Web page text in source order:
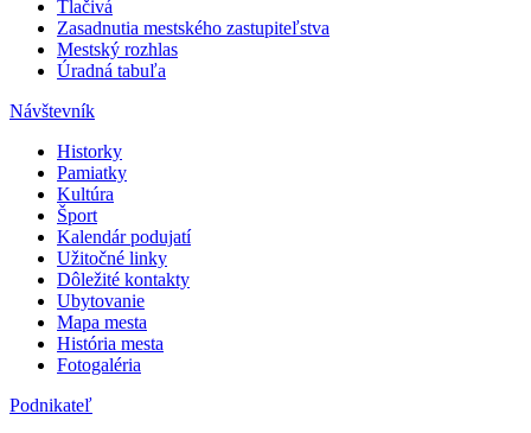
Tlačivá
Zasadnutia mestského zastupiteľstva
Mestský rozhlas
Úradná tabuľa
Návštevník
Historky
Pamiatky
Kultúra
Šport
Kalendár podujatí
Užitočné linky
Dôležité kontakty
Ubytovanie
Mapa mesta
História mesta
Fotogaléria
Podnikateľ